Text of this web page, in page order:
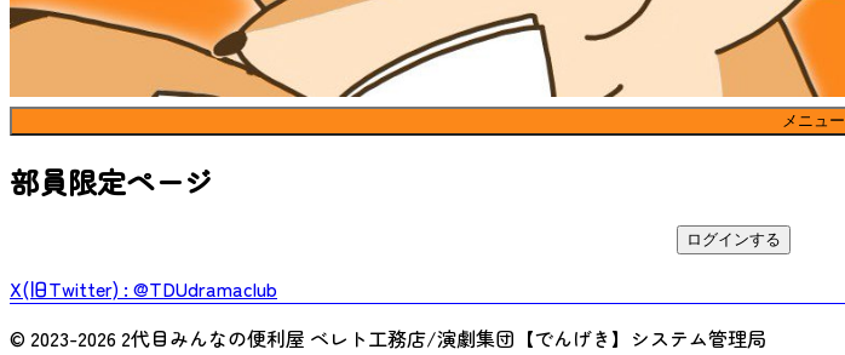
メニュー
部員限定ページ
ログインする
X(旧Twitter) : @TDUdramaclub
© 2023-2026 2代目みんなの便利屋 ベレト工務店/演劇集団【でんげき】システム管理局